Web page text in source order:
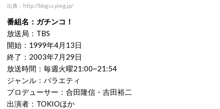
出典：http://blogs.c.yimg.jp/
番組名：ガチンコ！
放送局：TBS
開始：1999年4月13日
終了：2003年7月29日
放送時間：毎週火曜21:00~21:54
ジャンル：バラエティ
プロデューサー：合田隆信・吉田裕二
出演者：TOKIOほか